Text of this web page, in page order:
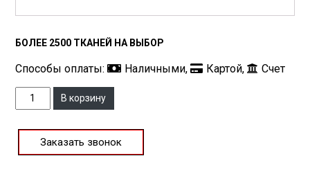
БОЛЕЕ 2500 ТКАНЕЙ НА ВЫБОР
Способы оплаты: Наличными, Картой, Счет
КоличествоВ корзину
Заказать звонок